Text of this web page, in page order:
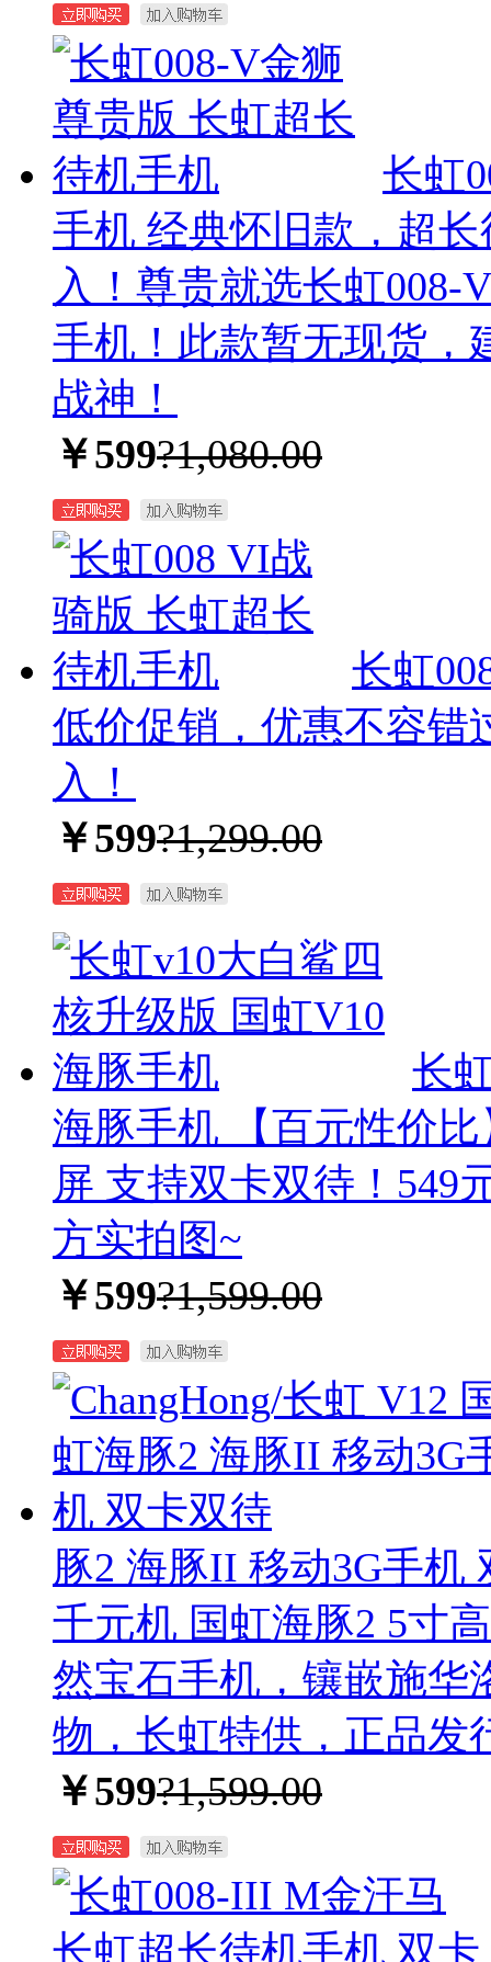
长虹
手机 经典怀旧款，超
入！尊贵就选长虹008-
手机！此款暂无现货
战神！
￥599?1,080.00
长虹
低价促销，优惠不容错
入！
￥599?1,299.00
长
海豚手机
【百元性价
屏 支持双卡双待！549
方实拍图~
￥599?1,599.00
豚2 海豚II 移动3G手机
千元机 国虹海豚2 5寸
然宝石手机，镶嵌施华
物，长虹特供，正品发
￥599?1,599.00